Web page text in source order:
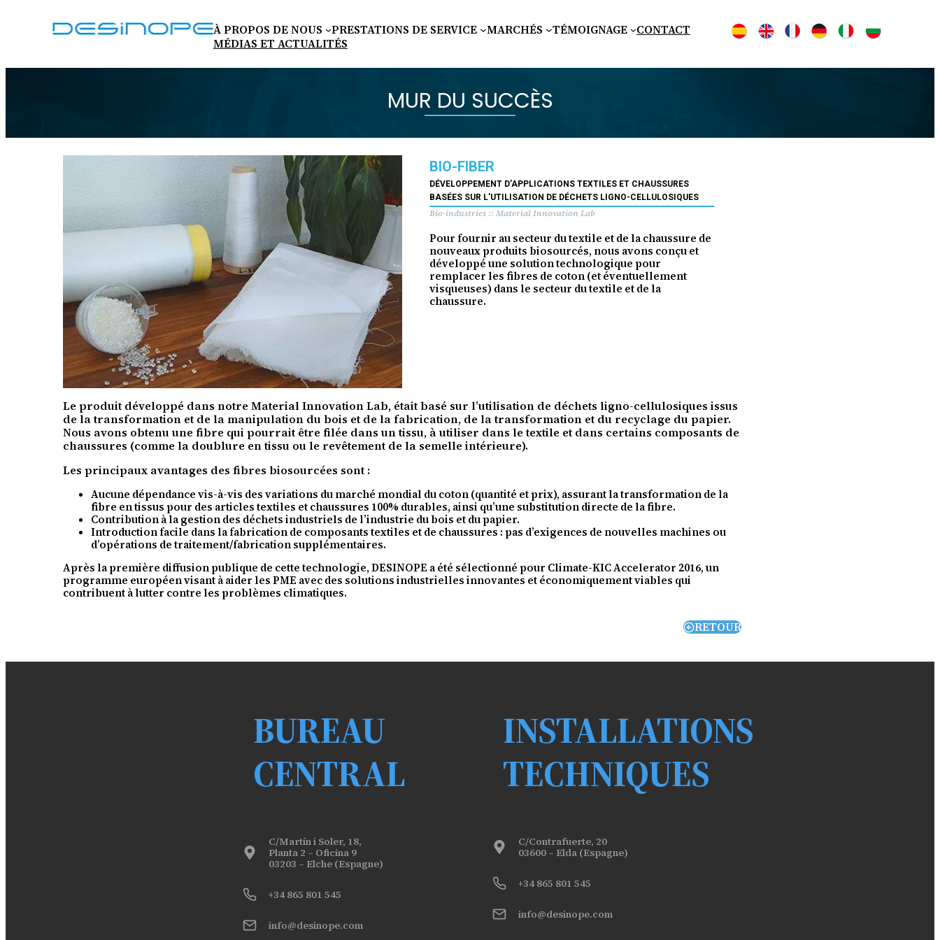
À PROPOS DE NOUS PRESTATIONS DE SERVICE MARCHÉS TÉMOIGNAGE
CONTACT
MÉDIAS ET ACTUALITÉS
MUR DU SUCCÈS
BIO-FIBER
DÉVELOPPEMENT D’APPLICATIONS TEXTILES ET CHAUSSURES
BASÉES SUR L’UTILISATION DE DÉCHETS LIGNO-CELLULOSIQUES
Bio-industries :: Material Innovation Lab
Pour fournir au secteur du textile et de la chaussure de
nouveaux produits biosourcés, nous avons conçu et
développé une solution technologique pour
remplacer les fibres de coton (et éventuellement
visqueuses) dans le secteur du textile et de la
chaussure.
Le produit développé dans notre Material Innovation Lab, était basé sur l’utilisation de déchets ligno-cellulosiques issus
de la transformation et de la manipulation du bois et de la fabrication, de la transformation et du recyclage du papier.
Nous avons obtenu une fibre qui pourrait être filée dans un tissu, à utiliser dans le textile et dans certains composants de
chaussures (comme la doublure en tissu ou le revêtement de la semelle intérieure).
Les principaux avantages des fibres biosourcées sont :
Aucune dépendance vis-à-vis des variations du marché mondial du coton (quantité et prix), assurant la transformation de la
fibre en tissus pour des articles textiles et chaussures 100% durables, ainsi qu’une substitution directe de la fibre.
Contribution à la gestion des déchets industriels de l’industrie du bois et du papier.
Introduction facile dans la fabrication de composants textiles et de chaussures : pas d’exigences de nouvelles machines ou
d’opérations de traitement/fabrication supplémentaires.
Après la première diffusion publique de cette technologie, DESINOPE a été sélectionné pour Climate-KIC Accelerator 2016, un
programme européen visant à aider les PME avec des solutions industrielles innovantes et économiquement viables qui
contribuent à lutter contre les problèmes climatiques.
RETOUR
BUREAU
CENTRAL
C/Martín i Soler, 18,
Planta 2 – Oficina 9
03203 – Elche (Espagne)
+34 865 801 545
info@desinope.com
INSTALLATIONS
TECHNIQUES
C/Contrafuerte, 20
03600 – Elda (Espagne)
+34 865 801 545
info@desinope.com